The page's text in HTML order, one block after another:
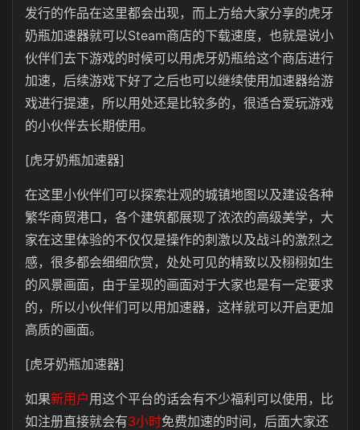
发行的作品在这里都会出现，而上方给大家分享的虎牙
奶瓶加速器就可以Steam商店的下载速度，也就是说小
伙伴们去下游戏的时候可以用虎牙奶瓶给这个商店进行
加速，后续游戏下好了之后也可以继续使用加速器给游
戏进行提速，所以用处还是比较多的，很适合爱玩游戏
的小伙伴去长期使用。
[虎牙奶瓶加速器]
在这里小伙伴们可以探索壮观的城镇地图以及建设各种
繁华商贸港口，各个建筑都展现了浓浓的高级美学，大
家在这里体验的不仅仅是操作的刺激以及战斗的激烈之
感，很多都会细细欣赏，处处可见的精致以及栩栩如生
的风景画面，由于呈现的画面对于大家也是有一定要求
的，所以小伙伴们可以用加速器，这样就可以开启更加
高质的画面。
[虎牙奶瓶加速器]
如果新用户用这个平台的话会有不少福利可以使用，比
如注册直接就会有3小时免费加速的时间，后面大家还